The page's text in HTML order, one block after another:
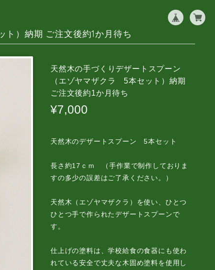
）納期 ご注文後約1か月待ち
天然木の手づくりデザートスプーン
（エゾヤマザクラ 5本セット）納期
ご注文後約1か月待ち
¥7,000
天然木のデザートスプーン 5本セット
長さ約17ｃｍ （手作業で制作しておりま
すの多少の誤差はご了承ください。）
天然木（エゾヤマザクラ）を使い、ひとつ
ひとつ手で作られたデザートスプーンで
す。
仕上げの塗料は、学校給食の食器にも使わ
れている安全で丈夫な木固め塗料を使用し